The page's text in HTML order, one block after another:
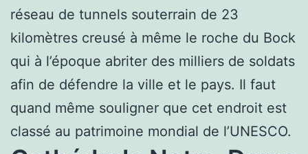
réseau de tunnels souterrain de 23
kilomètres creusé à même le roche du Bock
qui à l’époque abriter des milliers de soldats
afin de défendre la ville et le pays. Il faut
quand même souligner que cet endroit est
classé au patrimoine mondial de l’UNESCO.